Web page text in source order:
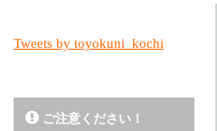
Tweets by toyokuni_kochi
ご注意ください！